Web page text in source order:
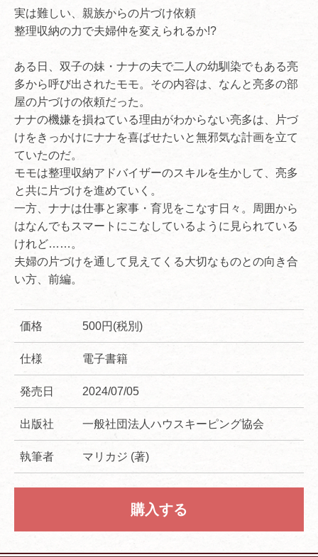
実は難しい、親族からの片づけ依頼
整理収納の力で夫婦仲を変えられるか!?
ある日、双子の妹・ナナの夫で二人の幼馴染でもある亮
多から呼び出されたモモ。その内容は、なんと亮多の部
屋の片づけの依頼だった。
ナナの機嫌を損ねている理由がわからない亮多は、片づ
けをきっかけにナナを喜ばせたいと無邪気な計画を立て
ていたのだ。
モモは整理収納アドバイザーのスキルを生かして、亮多
と共に片づけを進めていく。
一方、ナナは仕事と家事・育児をこなす日々。周囲から
はなんでもスマートにこなしているように見られている
けれど……。
夫婦の片づけを通して見えてくる大切なものとの向き合
い方、前編。
価格 500円(税別)
仕様 電子書籍
発売日 2024/07/05
出版社 一般社団法人ハウスキーピング協会
執筆者 マリカジ (著)
購入する